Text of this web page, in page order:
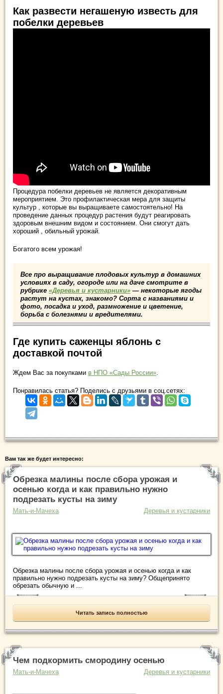
Как развести негашеную известь для
побелки деревьев
Процедура побелки деревьев не является декоративным
мероприятием. Это профилактическая мера для защиты
культур , которые вы выращиваете самостоятельно! На
проведение данных процедур растения будут реагировать
здоровым внешним видом и состоянием. Они смогут дать
хороший , обильный урожай.
Богатого всем урожая!
Все про выращивание плодовых культур в домашних
условиях в саду, огороде или на даче смотрите в
рубрике «Деревья и кустарники» — некоторые ягоды
растут на кустах, знакомо? Сорта с названиями и
фото, посадка и уход, размножение и цветение,
борьба с болезнями и вредителями.
Где купить саженцы яблонь с
доставкой почтой
Ждем Вас за покупками в НПО «Сады России»
Понравилась статья? Поделись с друзьями в соц.сетях:
Вам так же будет интересно:
Обрезка малины после сбора урожая и
осенью когда и как правильно нужно
подрезать кусты на зиму
Мать-и-Мачеха Деревья и кустарники
Обрезка малины после сбора урожая и осенью когда и как
правильно нужно подрезать кусты на зиму? Общепринято
обрезать обычную и ...
Читать запись полностью
Чем подкормить смородину осенью
Мать-и-Мачеха Деревья и кустарники